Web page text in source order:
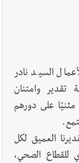
السيد نادر
تقدير وامتنان
مثنيًا على دورهم
العميق لكل
للقطاع الصحي،